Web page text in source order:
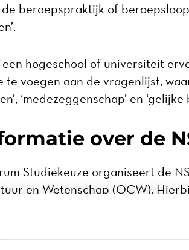
de beroepspraktijk of
hogeschool of universiteit
voegen aan de vragenlijst,
‘medezeggenschap’ en
over de
Studiekeuze organiseert de
en Wetenschap (OCW).
en onderwijsinstellingen